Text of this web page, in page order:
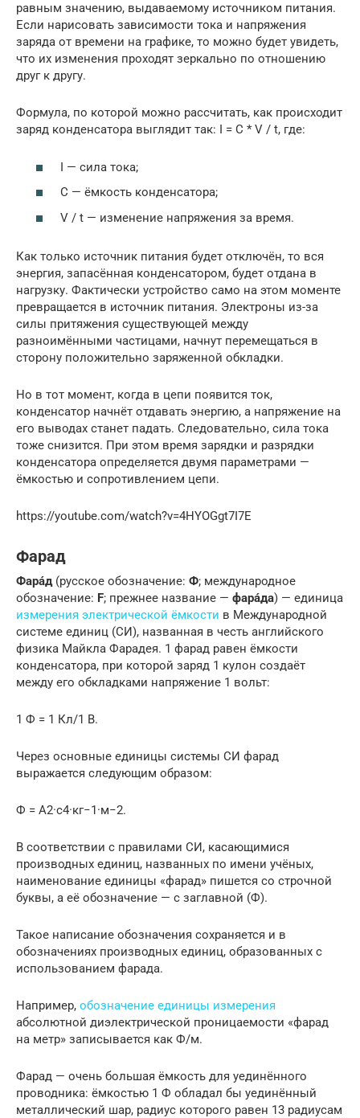
равным значению, выдаваемому источником питания.
Если нарисовать зависимости тока и напряжения
заряда от времени на графике, то можно будет увидеть,
что их изменения проходят зеркально по отношению
друг к другу.
Формула, по которой можно рассчитать, как происходит
заряд конденсатора выглядит так: I = C * V / t, где:
I — сила тока;
С — ёмкость конденсатора;
V / t — изменение напряжения за время.
Как только источник питания будет отключён, то вся
энергия, запасённая конденсатором, будет отдана в
нагрузку. Фактически устройство само на этом моменте
превращается в источник питания. Электроны из-за
силы притяжения существующей между
разноимёнными частицами, начнут перемещаться в
сторону положительно заряженной обкладки.
Но в тот момент, когда в цепи появится ток,
конденсатор начнёт отдавать энергию, а напряжение на
его выводах станет падать. Следовательно, сила тока
тоже снизится. При этом время зарядки и разрядки
конденсатора определяется двумя параметрами —
ёмкостью и сопротивлением цепи.
https://youtube.com/watch?v=4HYOGgt7I7E
Фарад
Фара́д(русское обозначение: Ф; международное
обозначение: F; прежнее название — фара́да) — единица
измерения электрической ёмкости в Международной
системе единиц (СИ), названная в честь английского
физика Майкла Фарадея. 1 фарад равен ёмкости
конденсатора, при которой заряд 1 кулон создаёт
между его обкладками напряжение 1 вольт:
1 Ф = 1 Кл/1 В.
Через основные единицы системы СИ фарад
выражается следующим образом:
Ф = А2·с4·кг−1·м−2.
В соответствии с правилами СИ, касающимися
производных единиц, названных по имени учёных,
наименование единицы «фарад» пишется со строчной
буквы, а её обозначение — с заглавной (Ф).
Такое написание обозначения сохраняется и в
обозначениях производных единиц, образованных с
использованием фарада.
Например, обозначение единицы измерения
абсолютной диэлектрической проницаемости «фарад
на метр» записывается как Ф/м.
Фарад — очень большая ёмкость для уединённого
проводника: ёмкостью 1 Ф обладал бы уединённый
металлический шар, радиус которого равен 13 радиусам